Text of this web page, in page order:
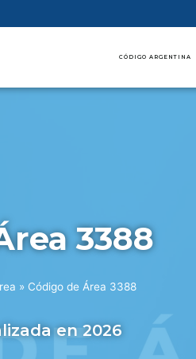
CÓDIGO ARGENTINA
3388
» Código de Área 3388
en 2026